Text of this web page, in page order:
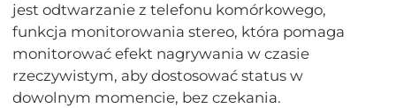
jest odtwarzanie z telefonu komórkowego,
funkcja monitorowania stereo, która pomaga
monitorować efekt nagrywania w czasie
rzeczywistym, aby dostosować status w
dowolnym momencie, bez czekania.